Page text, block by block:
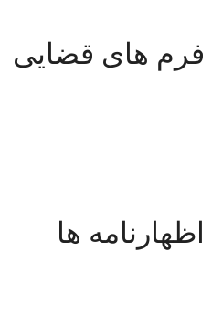
فرم های قضایی
اظهارنامه ها